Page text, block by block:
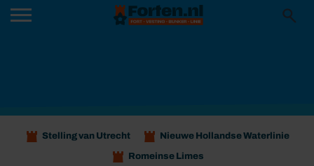
Stelling van Utrecht Nieuwe Hollandse Waterlinie
Romeinse Limes